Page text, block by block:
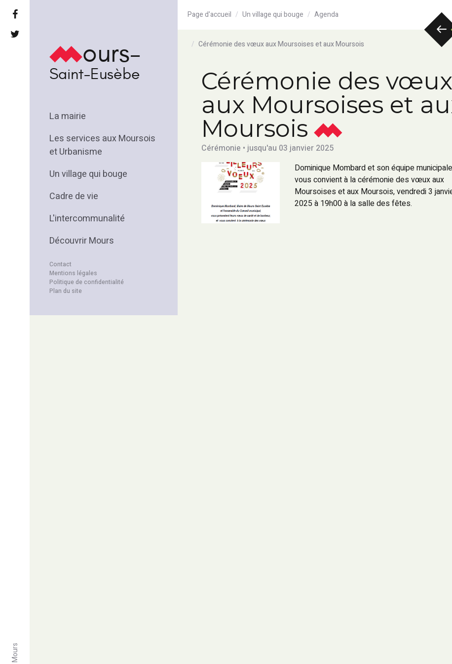
ours-
Saint-Eusèbe
La mairie
Les services aux Moursois
et Urbanisme
Un village qui bouge
Cadre de vie
L'intercommunalité
Découvrir Mours
Contact
Mentions légales
Politique de confidentialité
Plan du site
Page d'accueil Un village qui bouge Agenda
Cérémonie des vœux aux Moursoises et aux Moursois
Cérémonie des vœux
aux Moursoises et
Moursois
Cérémonie • jusqu'au 03 janvier 2025
Dominique Mombard et son équipe municipale
vous convient à la cérémonie des vœux aux
Moursoises et aux Moursois, vendredi 3
2025 à 19h00 à la salle des fêtes.